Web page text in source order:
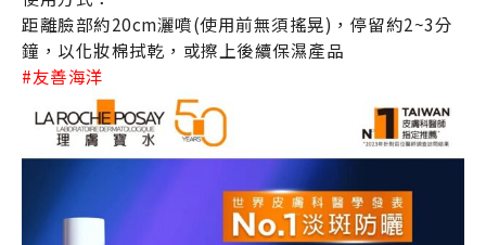
距離臉部約20cm灑噴(使用前無須搖晃)，停留約2~3分
鐘，以化妝棉拭乾，或擦上後續保濕產品
#友善海洋